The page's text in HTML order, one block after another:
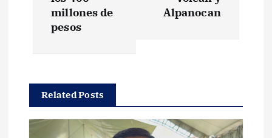
c
millones de
pesos
Alpanocan
Related Posts